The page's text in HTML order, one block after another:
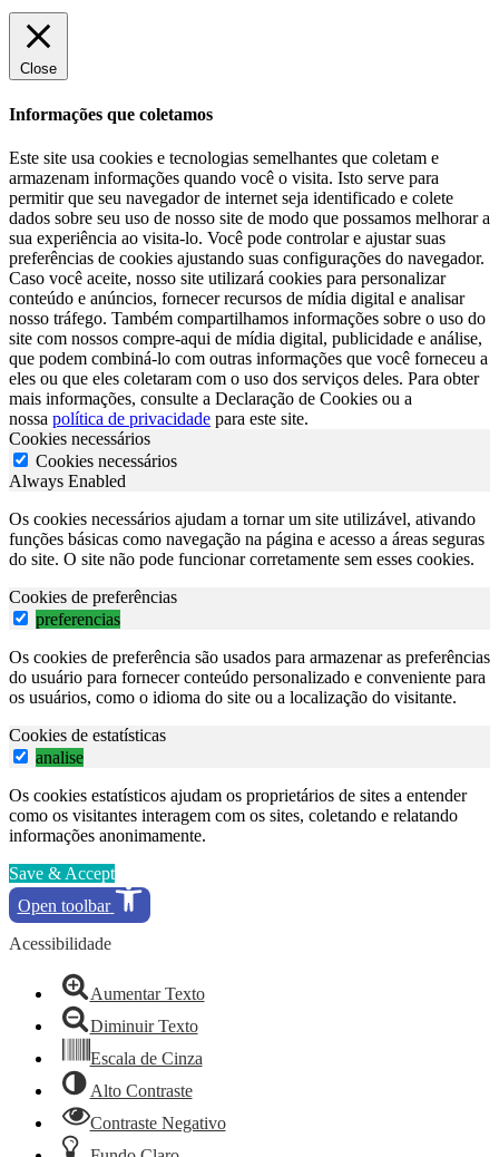
Close
Informações que coletamos
Este site usa cookies e tecnologias semelhantes que coletam e
armazenam informações quando você o visita. Isto serve para
permitir que seu navegador de internet seja identificado e colete
dados sobre seu uso de nosso site de modo que possamos melhorar a
sua experiência ao visita-lo. Você pode controlar e ajustar suas
preferências de cookies ajustando suas configurações do navegador.
Caso você aceite, nosso site utilizará cookies para personalizar
conteúdo e anúncios, fornecer recursos de mídia digital e analisar
nosso tráfego. Também compartilhamos informações sobre o uso do
site com nossos compre-aqui de mídia digital, publicidade e análise,
que podem combiná-lo com outras informações que você forneceu a
eles ou que eles coletaram com o uso dos serviços deles. Para obter
mais informações, consulte a Declaração de Cookies ou a
nossa política de privacidade para este site.
Cookies necessários
Cookies necessários
Always Enabled
Os cookies necessários ajudam a tornar um site utilizável, ativando
funções básicas como navegação na página e acesso a áreas seguras
do site. O site não pode funcionar corretamente sem esses cookies.
Cookies de preferências
preferencias
Os cookies de preferência são usados para armazenar as preferências
do usuário para fornecer conteúdo personalizado e conveniente para
os usuários, como o idioma do site ou a localização do visitante.
Cookies de estatísticas
analise
Os cookies estatísticos ajudam os proprietários de sites a entender
como os visitantes interagem com os sites, coletando e relatando
informações anonimamente.
Save & Accept
Open toolbar
Acessibilidade
Aumentar Texto
Diminuir Texto
Escala de Cinza
Alto Contraste
Contraste Negativo